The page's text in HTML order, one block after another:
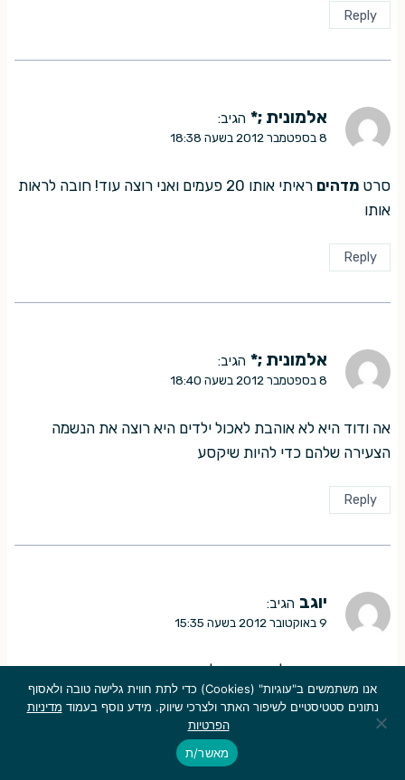
Reply
אלמונית ;* הגיב:
8 בספטמבר 2012 בשעה 18:38
סרט מדהים
ראיתי אותו 20 פעמים ואני רוצה עוד! חובה לראות
אותו
Reply
אלמונית ;* הגיב:
8 בספטמבר 2012 בשעה 18:40
אה ודוד היא לא אוהבת לאכול ילדים היא רוצה את הנשמה
הצעירה שלהם כדי להיות שיקסע
Reply
יוגב הגיב:
9 באוקטובר 2012 בשעה 15:35
הסרט היה בהתחלה יפה והכול עד שהיתה הפסקה ראיתי
תסרט הזה בגיל 9 אחרי ההפסקה זה התחיל להיות נוראי
השירים היו מפחידים האמא שהיא רזתה היא מאוד הפחידה אותי
באמצע הסרט יצאתי בוכה עם דמעות בעיניים ואמא שלי אני
ואחותי התללנו על הסרט הזה ובסוף קיבלנו כרטיס לסרט אחר
אנו משתמשים ב"עוגיות" (Cookies) כדי לתת חווית גלישה טובה ולאסוף
נתונים סטטיסטיים לשיפור האתר ולצרכי שיווק. מידע נוסף בעמוד מדיניות
הפרטיות
מאשר/ת